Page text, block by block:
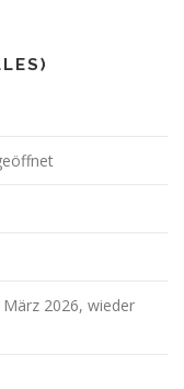
2026, wieder